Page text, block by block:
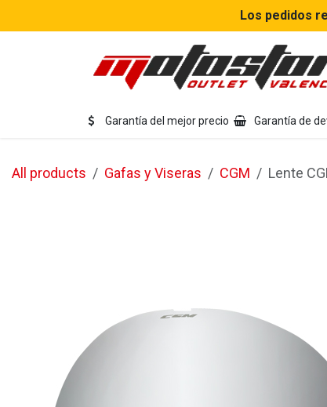
Los pedidos
Garantía del mejor precio Garantía de
All products Gafas y Viseras CGM Lente